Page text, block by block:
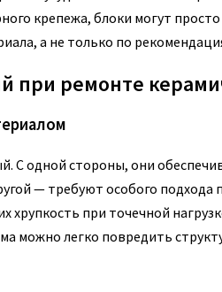
крепежа, блоки могут
а не только по
при ремонте
С одной стороны, они
— требуют особого подхода
хрупкость при точечной
можно легко повредить